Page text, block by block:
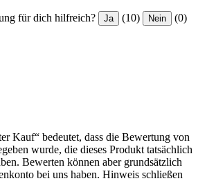
für dich hilfreich? Ja (10) Nein (0)
Kauf“ bedeutet, dass die Bewertung von
wurde, die dieses Produkt tatsächlich
Bewerten können aber grundsätzlich
bei uns haben. Hinweis schließen